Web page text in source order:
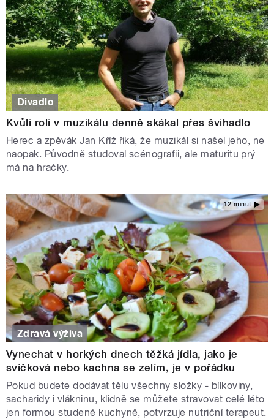
Divadlo
Kvůli roli v muzikálu denně skákal přes švihadlo
Herec a zpěvák Jan Kříž říká, že muzikál si našel jeho, ne
naopak. Původně studoval scénografii, ale maturitu prý
má na hračky.
12 minut
Zdravá výživa
Vynechat v horkých dnech těžká jídla, jako je
svíčková nebo kachna se zelím, je v pořádku
Pokud budete dodávat tělu všechny složky - bílkoviny,
sacharidy i vlákninu, klidně se můžete stravovat celé léto
jen formou studené kuchyně, potvrzuje nutriční terapeut.